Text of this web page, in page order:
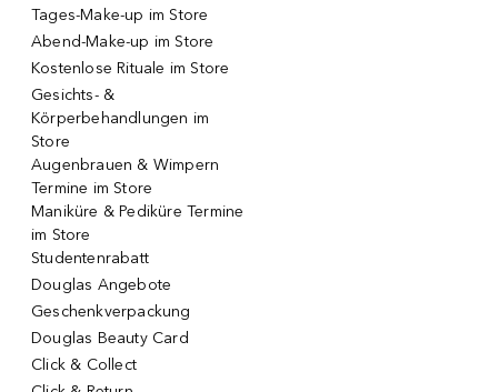
Tages-Make-up im Store
Abend-Make-up im Store
Kostenlose Rituale im Store
Gesichts- &
Körperbehandlungen im
Store
Augenbrauen & Wimpern
Termine im Store
Maniküre & Pediküre Termine
im Store
Studentenrabatt
Douglas Angebote
Geschenkverpackung
Douglas Beauty Card
Click & Collect